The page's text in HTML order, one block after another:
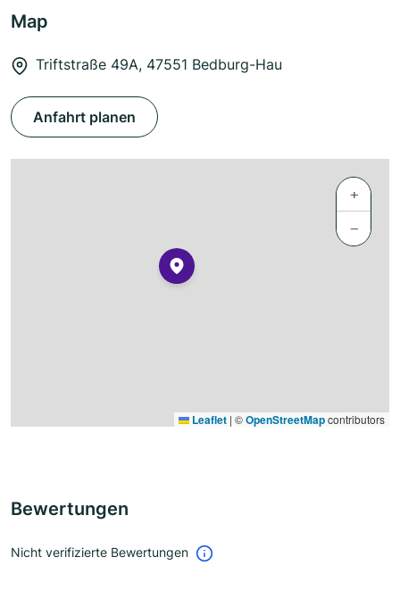
Map
Triftstraße 49A, 47551 Bedburg-Hau
Anfahrt planen
+
−
Leaflet | ©OpenStreetMapcontributors
Bewertungen
Nicht verifizierte Bewertungen